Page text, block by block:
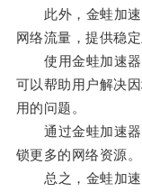
此外，金蛙加速
网络流量，提供稳
使用金蛙加速器
可以帮助用户解决
用的问题。
通过金蛙加速器
锁更多的网络资源。
总之，金蛙加速